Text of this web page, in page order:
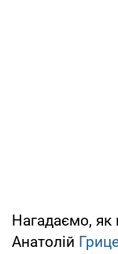
Нагадаємо, як
Анатолій